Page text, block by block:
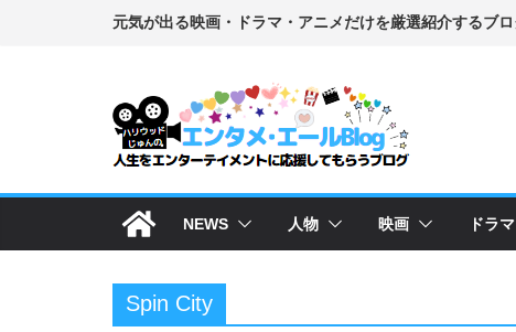
ス
NEWS 人物 映画 ドラマ
Spin City